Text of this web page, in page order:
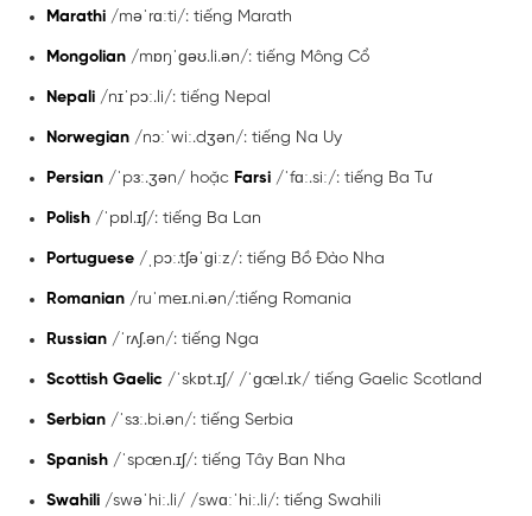
Marathi /məˈrɑːti/: tiếng Marath
Mongolian /mɒŋˈɡəʊ.li.ən/: tiếng Mông Cổ
Nepali /nɪˈpɔː.li/: tiếng Nepal
Norwegian /nɔːˈwiː.dʒən/: tiếng Na Uy
Persian /ˈpɜː.ʒən/ hoặc Farsi /ˈfɑː.siː/: tiếng Ba Tư
Polish /ˈpɒl.ɪʃ/: tiếng Ba Lan
Portuguese /ˌpɔː.tʃəˈɡiːz/: tiếng Bồ Đào Nha
Romanian /ruˈmeɪ.ni.ən/:tiếng Romania
Russian /ˈrʌʃ.ən/: tiếng Nga
Scottish Gaelic /ˈskɒt.ɪʃ/ /ˈɡæl.ɪk/ tiếng Gaelic Scotland
Serbian /ˈsɜː.bi.ən/: tiếng Serbia
Spanish /ˈspæn.ɪʃ/: tiếng Tây Ban Nha
Swahili /swəˈhiː.li/ /swɑːˈhiː.li/: tiếng Swahili